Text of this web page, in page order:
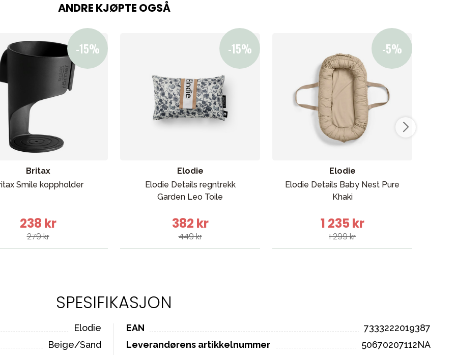
ANDRE KJØPTE OGSÅ
Britax
Smile koppholder
238 kr
279 kr
Elodie
Elodie Details regntrekk
Garden Leo Toile
382 kr
449 kr
Elodie
Elodie Details Baby Nest Pure
Khaki
1 235 kr
1 299 kr
SPESIFIKASJON
Elodie
Beige/Sand
EAN
7333222019387
Leverandørens artikkelnummer
50670207112NA